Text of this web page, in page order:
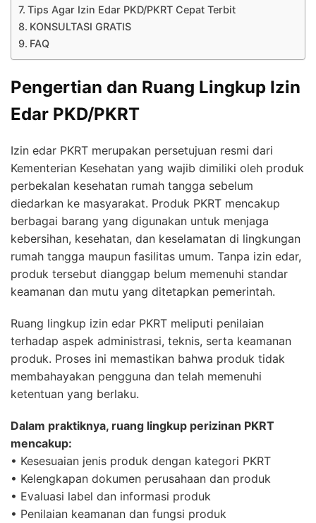
Tips Agar Izin Edar PKD/PKRT Cepat Terbit
KONSULTASI GRATIS
FAQ
Pengertian dan Ruang Lingkup Izin
Edar PKD/PKRT
Izin edar PKRT merupakan persetujuan resmi dari
Kementerian Kesehatan yang wajib dimiliki oleh produk
perbekalan kesehatan rumah tangga sebelum
diedarkan ke masyarakat. Produk PKRT mencakup
berbagai barang yang digunakan untuk menjaga
kebersihan, kesehatan, dan keselamatan di lingkungan
rumah tangga maupun fasilitas umum. Tanpa izin edar,
produk tersebut dianggap belum memenuhi standar
keamanan dan mutu yang ditetapkan pemerintah.
Ruang lingkup izin edar PKRT meliputi penilaian
terhadap aspek administrasi, teknis, serta keamanan
produk. Proses ini memastikan bahwa produk tidak
membahayakan pengguna dan telah memenuhi
ketentuan yang berlaku.
Dalam praktiknya, ruang lingkup perizinan PKRT
mencakup:
• Kesesuaian jenis produk dengan kategori PKRT
• Kelengkapan dokumen perusahaan dan produk
• Evaluasi label dan informasi produk
• Penilaian keamanan dan fungsi produk